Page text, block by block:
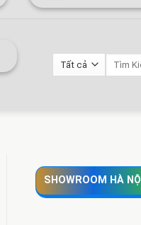
SHOWROOM HÀ NỘI